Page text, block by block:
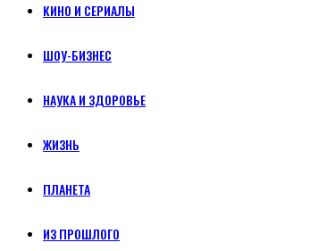
КИНО И СЕРИАЛЫ
ШОУ-БИЗНЕС
НАУКА И ЗДОРОВЬЕ
ЖИЗНЬ
ПЛАНЕТА
ИЗ ПРОШЛОГО